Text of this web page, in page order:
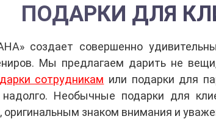
ПОДАРКИ ДЛЯ
создает совершенно
Мы предлагаем дарить не
сотрудникам или подарки для
Необычные подарки для
знаком внимания и